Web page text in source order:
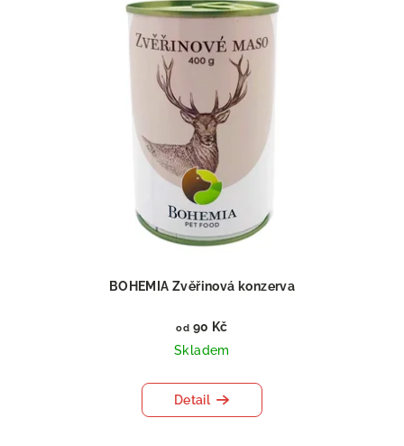
BOHEMIA Zvěřinová konzerva
od 90 Kč
Skladem
Detail